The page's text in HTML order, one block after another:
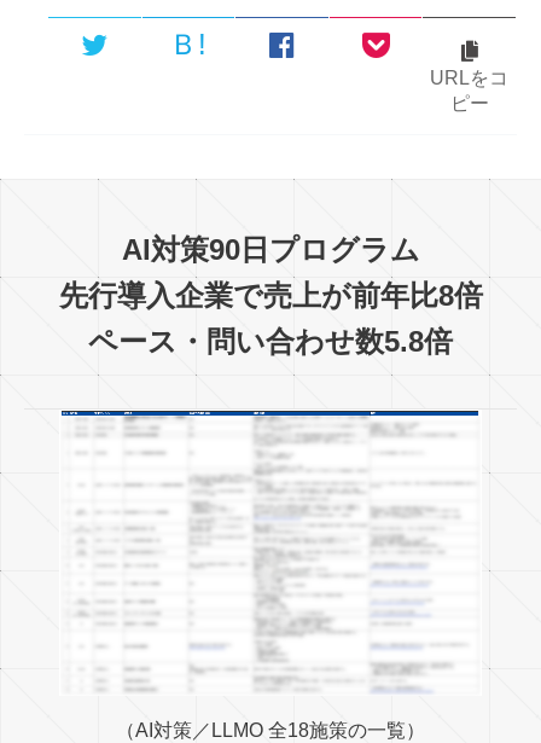
Ｂ!
URLをコ
ピー
AI対策90日プログラム
先行導入企業で売上が前年比8倍
ペース・問い合わせ数5.8倍
（AI対策／LLMO 全18施策の一覧）